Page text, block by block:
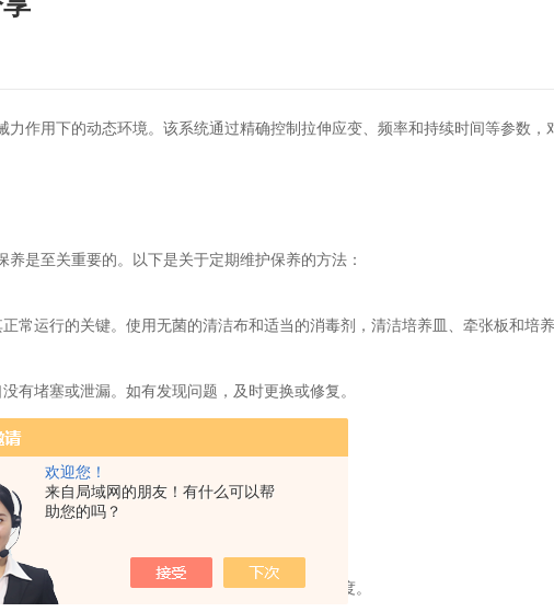
欢迎您！
来自局域网的朋友！有什么可以帮
助您的吗？
用下的动态环境。该系统通过精确控制拉伸应变、频率和持续时间等参数，
是至关重要的。以下是关于定期维护保养的方法：
运行的关键。使用无菌的清洁布和适当的消毒剂，清洁培养皿、牵张板和培养
堵塞或泄漏。如有发现问题，及时更换或修复。
力计等，以确保其准确度和可靠性。
用过期或受污染的耗材影响实验结果。
统，确保温度稳定，并校准温度计以保证准确度。